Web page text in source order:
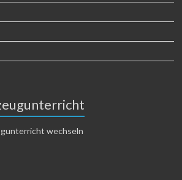
wechseln